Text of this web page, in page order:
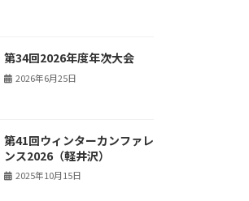
第34回2026年度年次大会
2026年6月25日
第41回ウィンターカンファレ
ンス2026（軽井沢）
2025年10月15日